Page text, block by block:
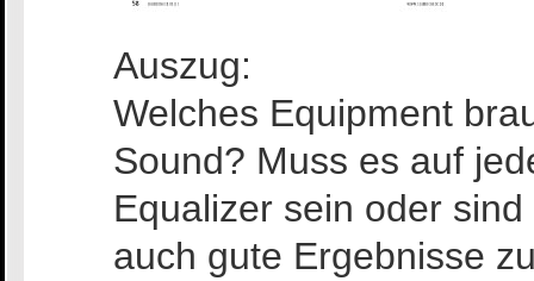
Auszug:
Welches Equipment
Sound? Muss es auf
Equalizer sein oder
auch gute Ergebnisse